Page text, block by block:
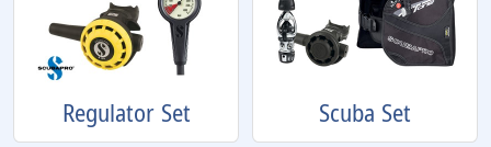
Regulator Set Scuba Set